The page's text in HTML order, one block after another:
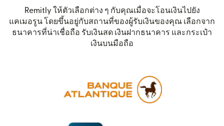
Remitly ให้ตัวเลือกต่าง ๆ กับคุณเมื่อจะโอนเงินไปยัง
แคเมอรูน โดยขึ้นอยู่กับสถานที่ของผู้รับเงินของคุณ เลือกจาก
ธนาคารที่น่าเชื่อถือ รับเงินสด เงินฝากธนาคาร และกระเป๋า
เงินบนมือถือ